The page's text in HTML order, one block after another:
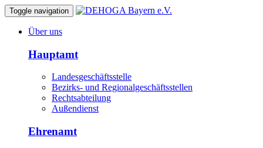
Toggle navigation
Über uns
Hauptamt
Landesgeschäftsstelle
Bezirks- und Regionalgeschäftsstellen
Rechtsabteilung
Außendienst
Ehrenamt